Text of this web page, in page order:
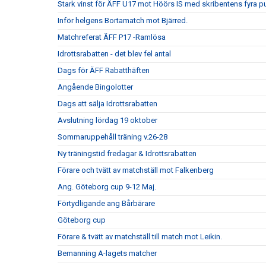
Stark vinst för ÄFF U17 mot Höörs IS med skribentens fyra
Inför helgens Bortamatch mot Bjärred.
Matchreferat ÄFF P17 -Ramlösa
Idrottsrabatten - det blev fel antal
Dags för ÄFF Rabatthäften
Angående Bingolotter
Dags att sälja Idrottsrabatten
Avslutning lördag 19 oktober
Sommaruppehåll träning v.26-28
Ny träningstid fredagar & Idrottsrabatten
Förare och tvätt av matchställ mot Falkenberg
Ang. Göteborg cup 9-12 Maj.
Förtydligande ang Bårbärare
Göteborg cup
Förare & tvätt av matchställ till match mot Leikin.
Bemanning A-lagets matcher